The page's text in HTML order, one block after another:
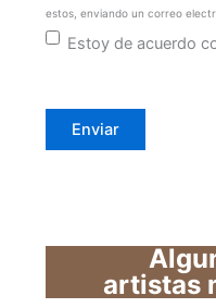
o
*
estos, enviando un correo
Estoy de acuerdo
artistas